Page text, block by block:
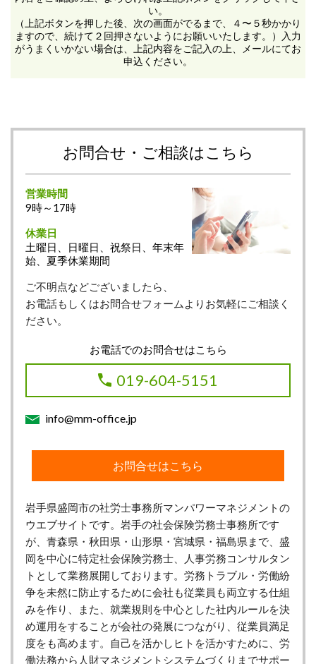
い。
（上記ボタンを押した後、次の画面がでるまで、４〜５秒かかり
ますので、続けて２回押さないようにお願いいたします。）入力
がうまくいかない場合は、上記内容をご記入の上、メールにてお
申込ください。
お問合せ・ご相談はこちら
営業時間
9時～17時
休業日
土曜日、日曜日、祝祭日、年末年
始、夏季休業期間
ご不明点などございましたら、
お電話もしくはお問合せフォームよりお気軽にご相談く
ださい。
お電話でのお問合せはこちら
019-604-5151
info@mm-office.jp
お問合せはこちら
岩手県盛岡市の社労士事務所マンパワーマネジメントの
ウエブサイトです。岩手の社会保険労務士事務所です
が、青森県・秋田県・山形県・宮城県・福島県まで、盛
岡を中心に特定社会保険労務士、人事労務コンサルタン
トとして業務展開しております。労務トラブル・労働紛
争を未然に防止するために会社も従業員も両立する仕組
みを作り、また、就業規則を中心とした社内ルールを決
め運用をすることが会社の発展につながり、従業員満足
度をも高めます。自己を活かしヒトを活かすために、労
働法務から人財マネジメントシステムづくりまでサポー